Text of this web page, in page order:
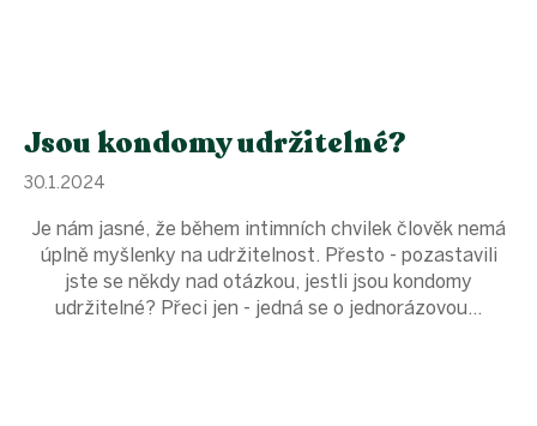
Jsou kondomy udržitelné?
30.1.2024
Je nám jasné, že během intimních chvilek člověk nemá
úplně myšlenky na udržitelnost. Přesto - pozastavili
jste se někdy nad otázkou, jestli jsou kondomy
udržitelné? Přeci jen - jedná se o jednorázovou...